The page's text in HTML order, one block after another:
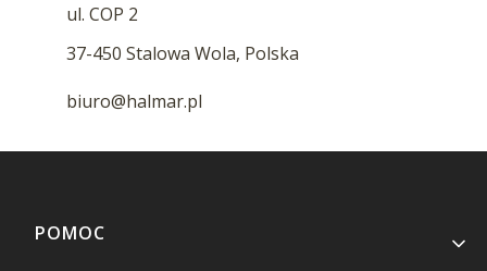
ul. COP 2
37-450 Stalowa Wola, Polska
biuro@halmar.pl
Linki w stopce
POMOC